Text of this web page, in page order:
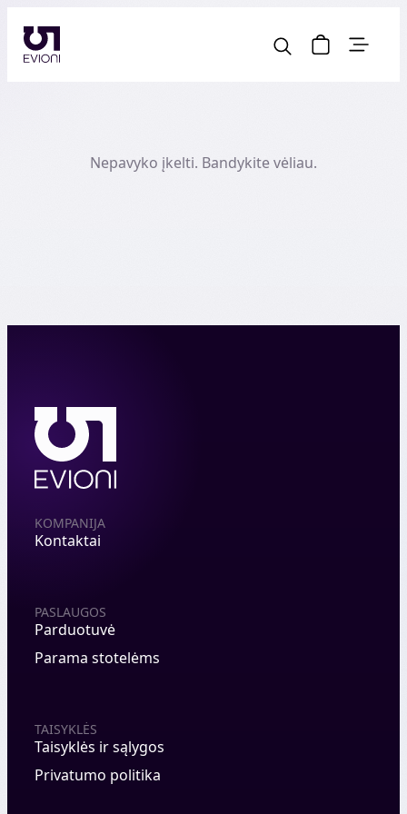
Nepavyko įkelti. Bandykite vėliau.
KOMPANIJA
Kontaktai
PASLAUGOS
Parduotuvė
Parama stotelėms
TAISYKLĖS
Taisyklės ir sąlygos
Privatumo politika